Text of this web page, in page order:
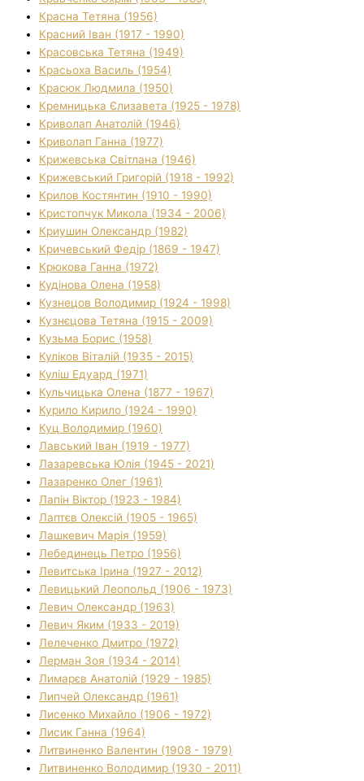
Красна Тетяна (1956)
Красний Іван (1917 - 1990)
Красовська Тетяна (1949)
Красьоха Василь (1954)
Красюк Людмила (1950)
Кремницька Єлизавета (1925 - 1978)
Криволап Анатолій (1946)
Криволап Ганна (1977)
Крижевська Світлана (1946)
Крижевський Григорій (1918 - 1992)
Крилов Костянтин (1910 - 1990)
Кристопчук Микола (1934 - 2006)
Криушин Олександр (1982)
Кричевський Федір (1869 - 1947)
Крюкова Ганна (1972)
Кудінова Олена (1958)
Кузнецов Володимир (1924 - 1998)
Кузнєцова Тетяна (1915 - 2009)
Кузьма Борис (1958)
Куліков Віталій (1935 - 2015)
Куліш Едуард (1971)
Кульчицька Олена (1877 - 1967)
Курило Кирило (1924 - 1990)
Куц Володимир (1960)
Лавський Іван (1919 - 1977)
Лазаревська Юлія (1945 - 2021)
Лазаренко Олег (1961)
Лапін Віктор (1923 - 1984)
Лаптєв Олексій (1905 - 1965)
Лашкевич Марія (1959)
Лебединець Петро (1956)
Левитська Ірина (1927 - 2012)
Левицький Леопольд (1906 - 1973)
Левич Олександр (1963)
Левич Яким (1933 - 2019)
Лелеченко Дмитро (1972)
Лерман Зоя (1934 - 2014)
Лимарєв Анатолій (1929 - 1985)
Липчей Олександр (1961)
Лисенко Михайло (1906 - 1972)
Лисик Ганна (1964)
Литвиненко Валентин (1908 - 1979)
Литвиненко Володимир (1930 - 2011)